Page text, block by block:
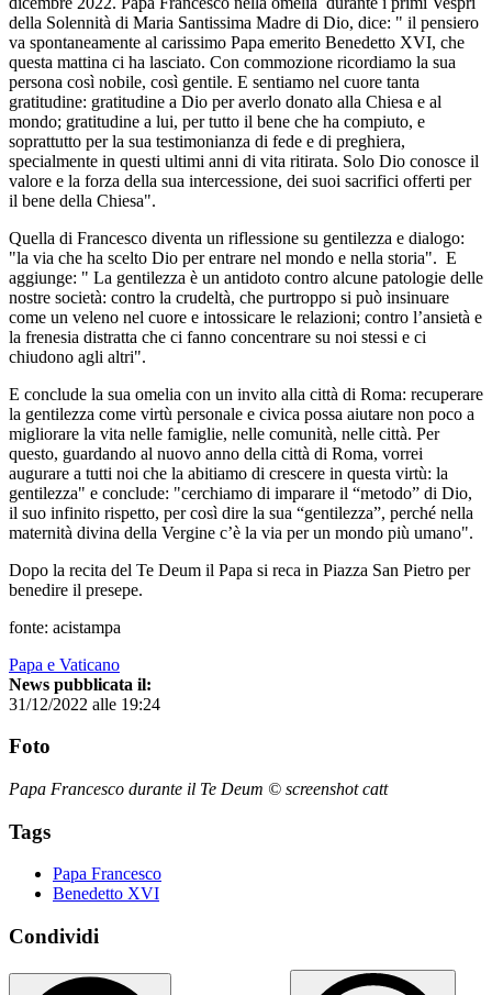
della Solennità di Maria Santissima Madre di Dio, dice: " il pensiero
va spontaneamente al carissimo Papa emerito Benedetto XVI, che
questa mattina ci ha lasciato. Con commozione ricordiamo la sua
persona così nobile, così gentile. E sentiamo nel cuore tanta
gratitudine: gratitudine a Dio per averlo donato alla Chiesa e al
mondo; gratitudine a lui, per tutto il bene che ha compiuto, e
soprattutto per la sua testimonianza di fede e di preghiera,
specialmente in questi ultimi anni di vita ritirata. Solo Dio conosce il
valore e la forza della sua intercessione, dei suoi sacrifici offerti per
il bene della Chiesa".
Quella di Francesco diventa un riflessione su gentilezza e dialogo:
"la via che ha scelto Dio per entrare nel mondo e nella storia". E
aggiunge: " La gentilezza è un antidoto contro alcune patologie delle
nostre società: contro la crudeltà, che purtroppo si può insinuare
come un veleno nel cuore e intossicare le relazioni; contro l’ansietà e
la frenesia distratta che ci fanno concentrare su noi stessi e ci
chiudono agli altri".
E conclude la sua omelia con un invito alla città di Roma: recuperare
la gentilezza come virtù personale e civica possa aiutare non poco a
migliorare la vita nelle famiglie, nelle comunità, nelle città. Per
questo, guardando al nuovo anno della città di Roma, vorrei
augurare a tutti noi che la abitiamo di crescere in questa virtù: la
gentilezza" e conclude: "cerchiamo di imparare il “metodo” di Dio,
il suo infinito rispetto, per così dire la sua “gentilezza”, perché nella
maternità divina della Vergine c’è la via per un mondo più umano".
Dopo la recita del Te Deum il Papa si reca in Piazza San Pietro per
benedire il presepe.
fonte: acistampa
Papa e Vaticano
News pubblicata il:
31/12/2022 alle 19:24
Foto
Papa Francesco durante il Te Deum © screenshot catt
Tags
Papa Francesco
Benedetto XVI
Condividi